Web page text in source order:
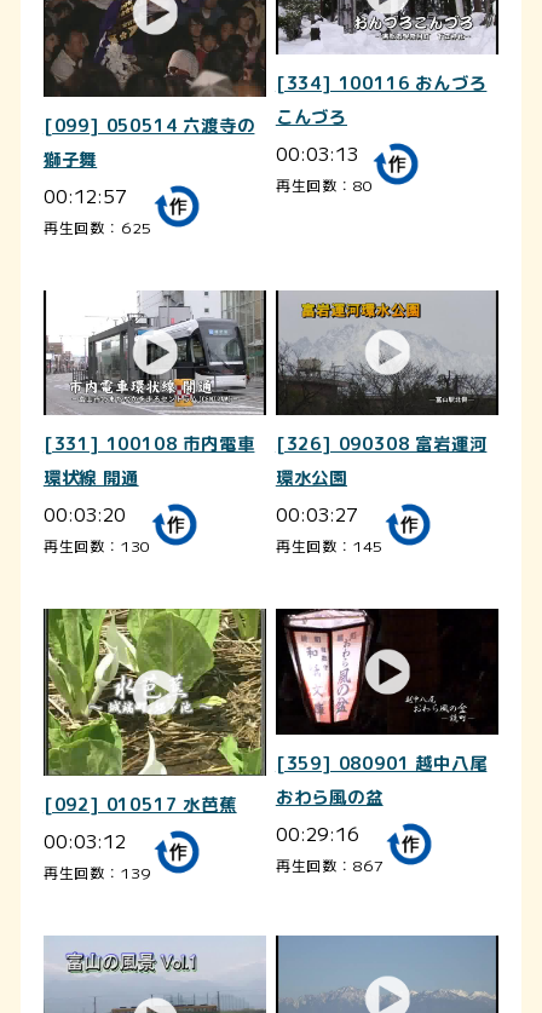
[099] 050514 六渡寺の
獅子舞
00:12:57
再生回数：625
[334] 100116 おんづろ
こんづろ
00:03:13
再生回数：80
[331] 100108 市内電車
環状線 開通
00:03:20
再生回数：130
[326] 090308 富岩運河
環水公園
00:03:27
再生回数：145
[092] 010517 水芭蕉
00:03:12
再生回数：139
[359] 080901 越中八尾
おわら風の盆
00:29:16
再生回数：867